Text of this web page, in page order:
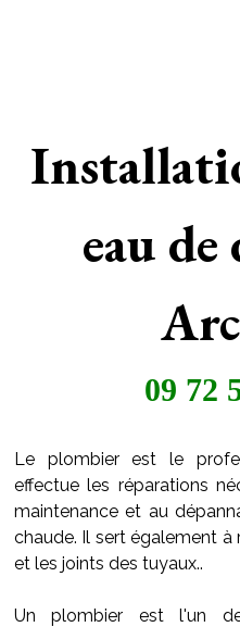
eau
09 72
Le plombier est le
effectue les réparations
maintenance et au
chaude. Il sert également à
et les joints des tuyaux..
Un plombier est l'un